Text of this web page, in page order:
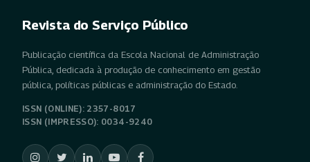
Revista do Serviço Público
Publicação científica da Escola Nacional de Administração
Pública, dedicada à produção de conhecimento em gestão
pública, políticas públicas e administração do Estado.
ISSN (ONLINE): 2357-8017
ISSN (IMPRESSO): 0034-9240